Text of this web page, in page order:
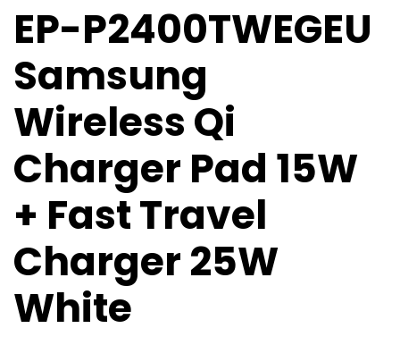
EP-P2400TWEGEU
Samsung
Wireless Qi
Charger Pad 15W
+ Fast Travel
Charger 25W
White